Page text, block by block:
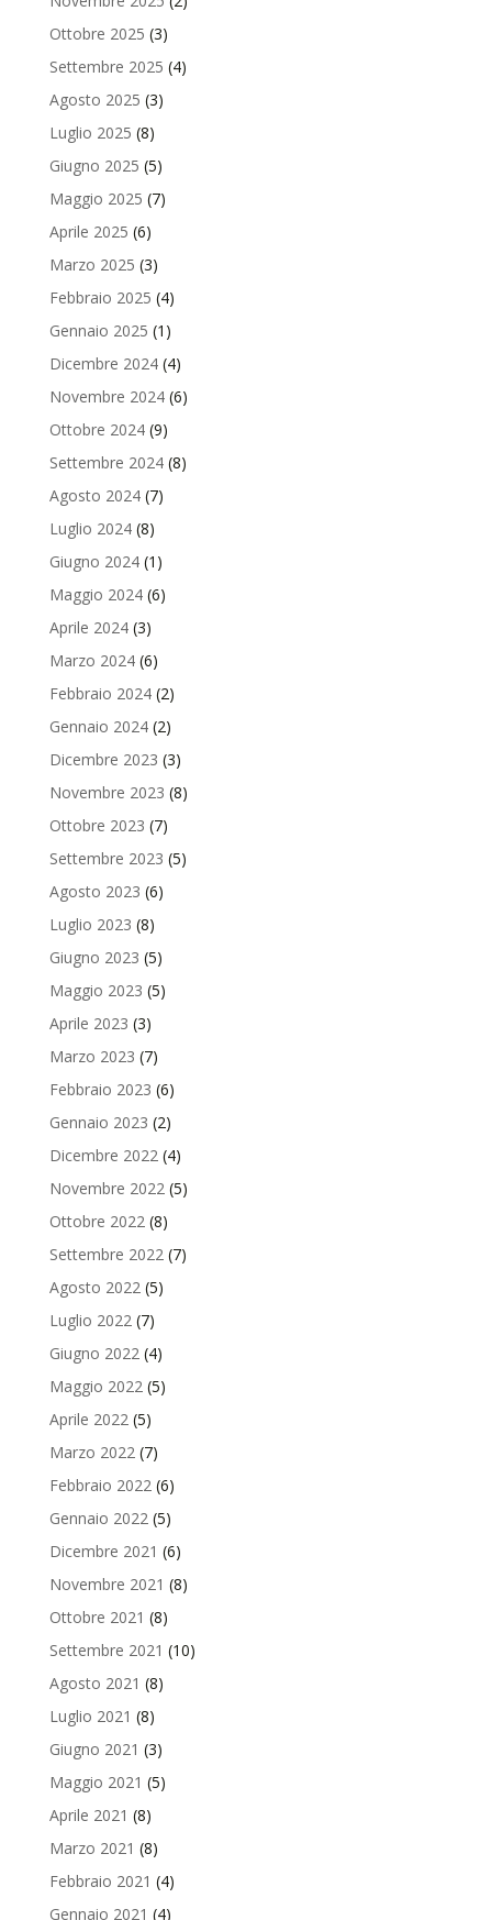
Ottobre 2025 (3)
Settembre 2025 (4)
Agosto 2025 (3)
Luglio 2025 (8)
Giugno 2025 (5)
Maggio 2025 (7)
Aprile 2025 (6)
Marzo 2025 (3)
Febbraio 2025 (4)
Gennaio 2025 (1)
Dicembre 2024(4)
Novembre 2024(6)
Ottobre 2024(9)
Settembre 2024(8)
Agosto 2024(7)
Luglio 2024(8)
Giugno 2024(1)
Maggio 2024(6)
Aprile 2024(3)
Marzo 2024(6)
Febbraio 2024(2)
Gennaio 2024(2)
Dicembre 2023 (3)
Novembre 2023 (8)
Ottobre 2023 (7)
Settembre 2023 (5)
Agosto 2023 (6)
Luglio 2023 (8)
Giugno 2023 (5)
Maggio 2023 (5)
Aprile 2023 (3)
Marzo 2023 (7)
Febbraio 2023 (6)
Gennaio 2023 (2)
Dicembre 2022(4)
Novembre 2022(5)
Ottobre 2022(8)
Settembre 2022(7)
Agosto 2022(5)
Luglio 2022(7)
Giugno 2022(4)
Maggio 2022(5)
Aprile 2022(5)
Marzo 2022(7)
Febbraio 2022(6)
Gennaio 2022(5)
Dicembre 2021 (6)
Novembre 2021 (8)
Ottobre 2021 (8)
Settembre 2021 (10)
Agosto 2021 (8)
Luglio 2021 (8)
Giugno 2021 (3)
Maggio 2021 (5)
Aprile 2021 (8)
Marzo 2021 (8)
Febbraio 2021 (4)
Gennaio 2021 (4)